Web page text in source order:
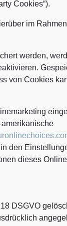
Cookies“).
im
werden,
von Cookies
den
dieses
DSGVO